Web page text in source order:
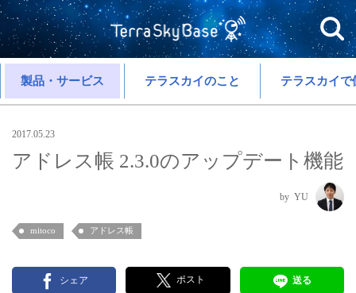
製品・サービス テラスカイのこと テラスカイで
2017.05.23
アドレス帳 2.3.0のアップデート機能
YU
mitoco アドレス帳
シェア ポスト 送る